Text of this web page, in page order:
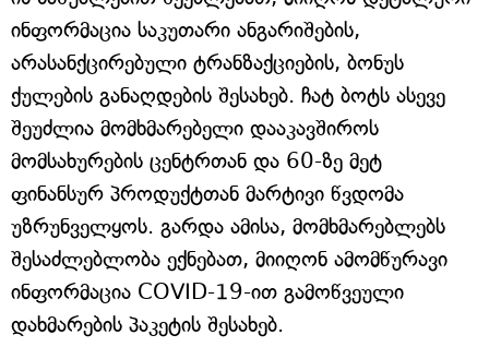
ინფორმაცია საკუთარი ანგარიშების,
არასანქცირებული ტრანზაქციების, ბონუს
ქულების განაღდების შესახებ. ჩატ ბოტს ასევე
შეუძლია მომხმარებელი დააკავშიროს
მომსახურების ცენტრთან და 60-ზე მეტ
ფინანსურ პროდუქტთან მარტივი წვდომა
უზრუნველყოს. გარდა ამისა, მომხმარებლებს
შესაძლებლობა ექნებათ, მიიღონ ამომწურავი
ინფორმაცია COVID-19-ით გამოწვეული
დახმარების პაკეტის შესახებ.